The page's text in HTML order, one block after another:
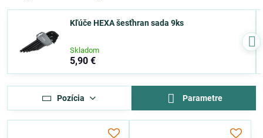
Kľúče HEXA šesťhran sada 9ks
Skladom
5,90 €
Pozícia Parametre